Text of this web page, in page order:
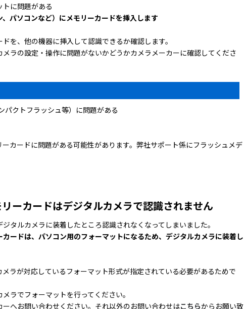
に問題がある
パソコンなど）にメモリーカードを挿入します
を、他の機器に挿入して認識できるか確認します。
ラの設定・操作に問題がないかどうかカメラメーカーに確認してくださ
パクトフラッシュ等）に問題がある
カードに問題がある可能性があります。弊社サポート係にフラッシュメデ
ーカードはデジタルカメラで認識されません
タルカメラに装着したところ認識されなくなってしまいました。
ードは、パソコン用のフォーマットになるため、デジタルカメラに装着し
ラが対応しているフォーマット形式が指定されている必要があるためで
ラでフォーマットを行ってください。
へお問い合わせください。それ以外のお問い合わせはこちらからお願い致